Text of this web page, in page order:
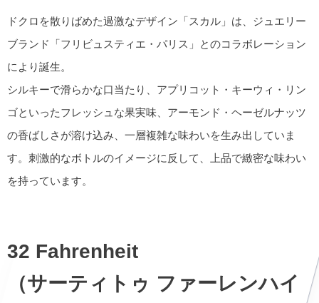
ドクロを散りばめた過激なデザイン「スカル」は、ジュエリー
ブランド「フリビュスティエ・パリス」とのコラボレーション
により誕生。
シルキーで滑らかな口当たり、アプリコット・キーウィ・リン
ゴといったフレッシュな果実味、アーモンド・ヘーゼルナッツ
の香ばしさが溶け込み、一層複雑な味わいを生み出していま
す。刺激的なボトルのイメージに反して、上品で緻密な味わい
を持っています。
32 Fahrenheit
（サーティトゥ ファーレンハイ